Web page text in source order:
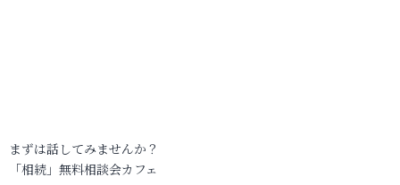
まずは話してみませんか？
「相続」無料相談会カフェ